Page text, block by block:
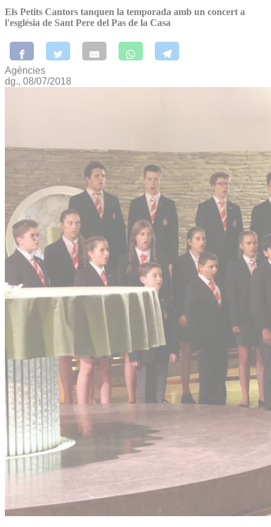
Els Petits Cantors tanquen la temporada amb un concert a
l'església de Sant Pere del Pas de la Casa
Agències
dg., 08/07/2018